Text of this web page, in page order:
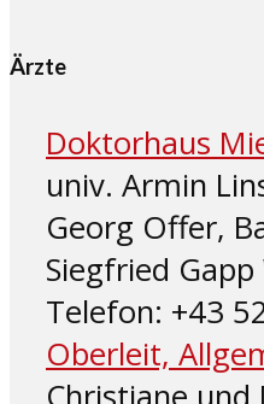
Ärzte
Doktorhaus
univ. Armin
Georg Offer,
Siegfried Gapp
Telefon: +43
Oberleit,